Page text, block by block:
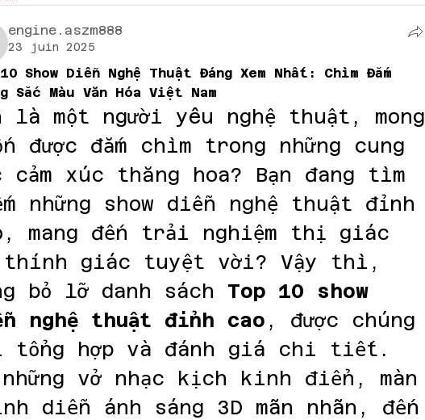
engine.aszm888
23 juin 2025
Show Diễn Nghệ Thuật Đáng Xem Nhất: Chìm Đắm
Sắc Màu Văn Hóa Việt Nam
là một người yêu nghệ thuật, mong
được đắm chìm trong những cung
cảm xúc thăng hoa? Bạn đang tìm
những show diễn nghệ thuật đỉnh
mang đến trải nghiệm thị giác
thính giác tuyệt vời? Vậy thì,
bỏ lỡ danh sách Top 10 show
nghệ thuật đỉnh cao , được chúng
tổng hợp và đánh giá chi tiết.
những vở nhạc kịch kinh điển, màn
diễn ánh sáng 3D mãn nhãn, đến